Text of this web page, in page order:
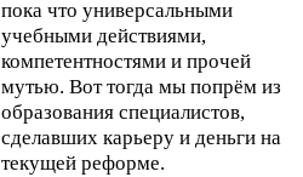
пока что универсальными
учебными действиями,
компетентностями и прочей
мутью. Вот тогда мы попрём из
образования специалистов,
сделавших карьеру и деньги на
текущей реформе.